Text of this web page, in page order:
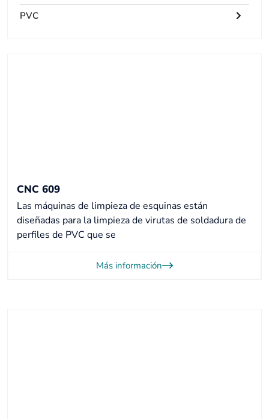
PVC
CNC 609
Las máquinas de limpieza de esquinas están
diseñadas para la limpieza de virutas de soldadura de
perfiles de PVC que se
Más información